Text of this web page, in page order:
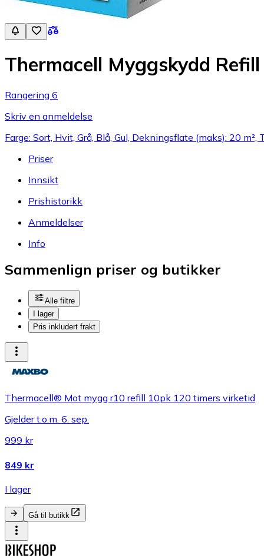
Thermacell Myggskydd
Rangering 6
Skriv en anmeldelse
Farge: Sort, Hvit, Grå, Blå, Gul, Dekningsflate (maks): 20 m²,
Priser
Innsikt
Prishistorikk
Anmeldelser
Info
Sammenlign priser og butikker
Alle filtre
I lager
Pris inkludert frakt
Thermacell® Mot mygg r10 refill 10pk 120 timers virketid
Gjelder t.o.m. 6. sep.
999 kr
849 kr
I lager
Gå til butikk